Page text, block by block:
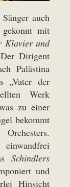
auch
mit
Klavier und
Dirigent
Palästina
„Vater der
Werk
zu einer
bekommt
einwandfrei
Schindlers
und
Hinsicht